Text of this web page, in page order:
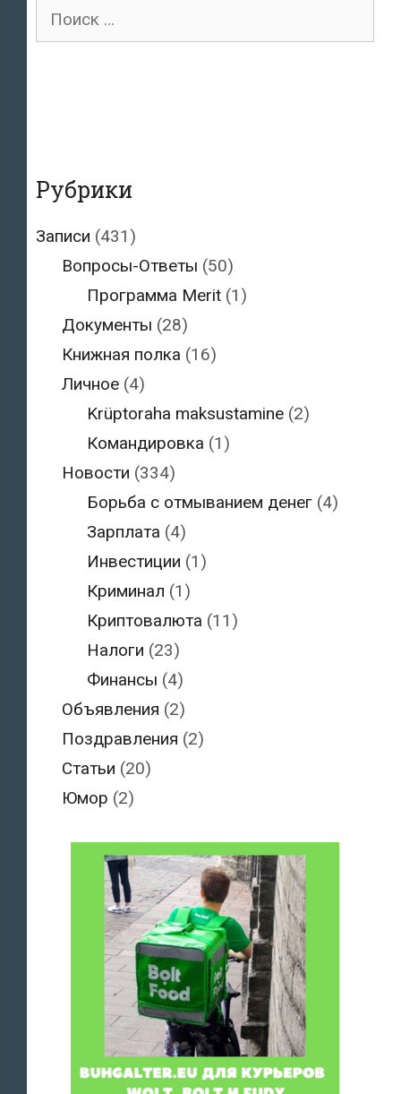
Поиск
Рубрики
Записи (431)
Вопросы-Ответы (50)
Программа Merit (1)
Документы (28)
Книжная полка (16)
Личное(4)
Krüptoraha maksustamine (2)
Командировка (1)
Новости (334)
Борьба с отмыванием денег (4)
Зарплата (4)
Инвестиции (1)
Криминал (1)
Криптовалюта (11)
Налоги (23)
Финансы (4)
Объявления (2)
Поздравления (2)
Статьи (20)
Юмор (2)